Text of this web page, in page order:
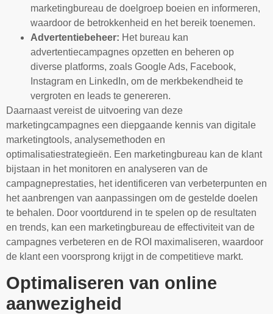
marketingbureau de doelgroep boeien en informeren,
waardoor de betrokkenheid en het bereik toenemen.
Advertentiebeheer: Het bureau kan
advertentiecampagnes opzetten en beheren op
diverse platforms, zoals Google Ads, Facebook,
Instagram en LinkedIn, om de merkbekendheid te
vergroten en leads te genereren.
Daarnaast vereist de uitvoering van deze
marketingcampagnes een diepgaande kennis van digitale
marketingtools, analysemethoden en
optimalisatiestrategieën. Een marketingbureau kan de klant
bijstaan in het monitoren en analyseren van de
campagneprestaties, het identificeren van verbeterpunten en
het aanbrengen van aanpassingen om de gestelde doelen
te behalen. Door voortdurend in te spelen op de resultaten
en trends, kan een marketingbureau de effectiviteit van de
campagnes verbeteren en de ROI maximaliseren, waardoor
de klant een voorsprong krijgt in de competitieve markt.
Optimaliseren van online
aanwezigheid